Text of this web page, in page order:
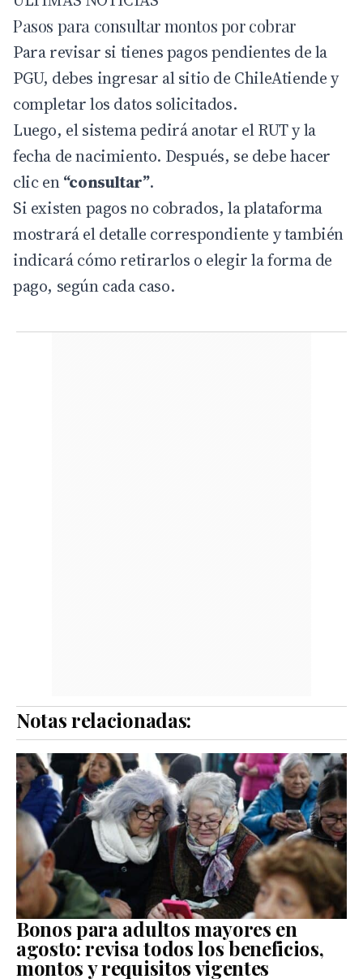
Pasos para consultar montos por cobrar
Para revisar si tienes pagos pendientes de la
PGU, debes ingresar al sitio de ChileAtiendey
completar los datos solicitados.
Luego, el sistema pedirá anotar el RUT y la
fecha de nacimiento. Después, se debe hacer
clic en“consultar”.
Si existen pagos no cobrados, la plataforma
mostrará el detalle correspondiente y también
indicará cómo retirarlos o elegir la forma de
pago, según cada caso.
Notas relacionadas:
Bonos para adultos mayores en
agosto: revisa todos los beneficios,
montos y requisitos vigentes